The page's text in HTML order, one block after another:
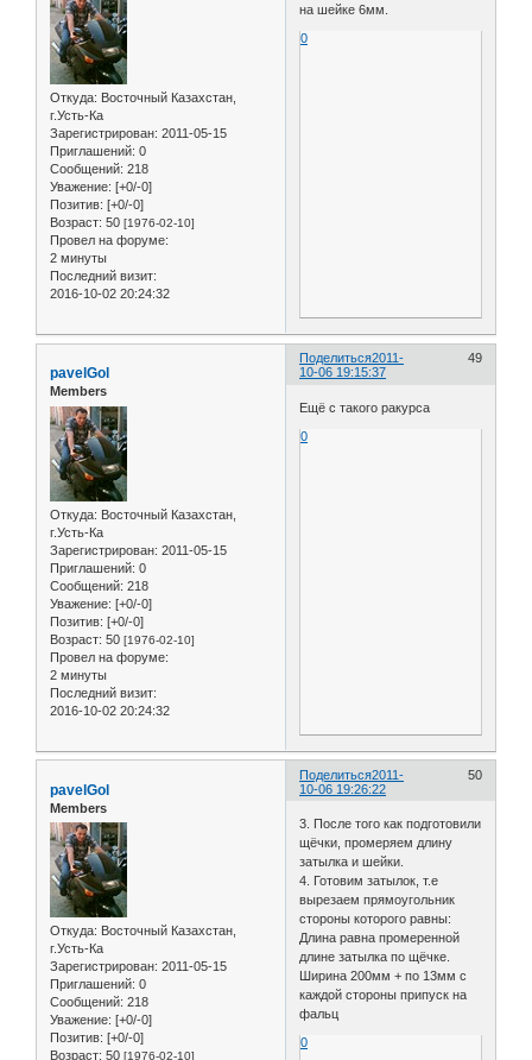
Откуда: Восточный Казахстан,
г.Усть-Ка
Зарегистрирован: 2011-05-15
Приглашений: 0
Сообщений: 218
Уважение: [+0/-0]
Позитив: [+0/-0]
Возраст: 50 [1976-02-10]
Провел на форуме:
2 минуты
Последний визит:
2016-10-02 20:24:32
на шейке 6мм.
0
Поделиться 49
2011-
10-06 19:15:37
pavelGol
Members
Откуда: Восточный Казахстан,
г.Усть-Ка
Зарегистрирован: 2011-05-15
Приглашений: 0
Сообщений: 218
Уважение: [+0/-0]
Позитив: [+0/-0]
Возраст: 50 [1976-02-10]
Провел на форуме:
2 минуты
Последний визит:
2016-10-02 20:24:32
Ещё с такого ракурса
0
Поделиться 50
2011-
10-06 19:26:22
pavelGol
Members
Откуда: Восточный Казахстан,
г.Усть-Ка
Зарегистрирован: 2011-05-15
Приглашений: 0
Сообщений: 218
Уважение: [+0/-0]
Позитив: [+0/-0]
Возраст: 50 [1976-02-10]
3. После того как подготовили
щёчки, промеряем длину
затылка и шейки.
4. Готовим затылок, т.е
вырезаем прямоугольник
стороны которого равны:
Длина равна промеренной
длине затылка по щёчке.
Ширина 200мм + по 13мм с
каждой стороны припуск на
фальц
0